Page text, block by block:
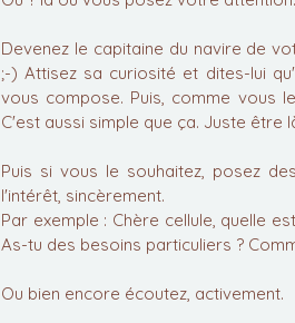
Devenez le capitaine du navire de
;-) Attisez sa curiosité et dites-lui
vous compose. Puis, comme vous
C'est aussi simple que ça. Juste être
Puis si vous le souhaitez, posez
l'intérêt, sincèrement.
Par exemple : Chère cellule, quelle
As-tu des besoins particuliers ?
Ou bien encore écoutez, activement.